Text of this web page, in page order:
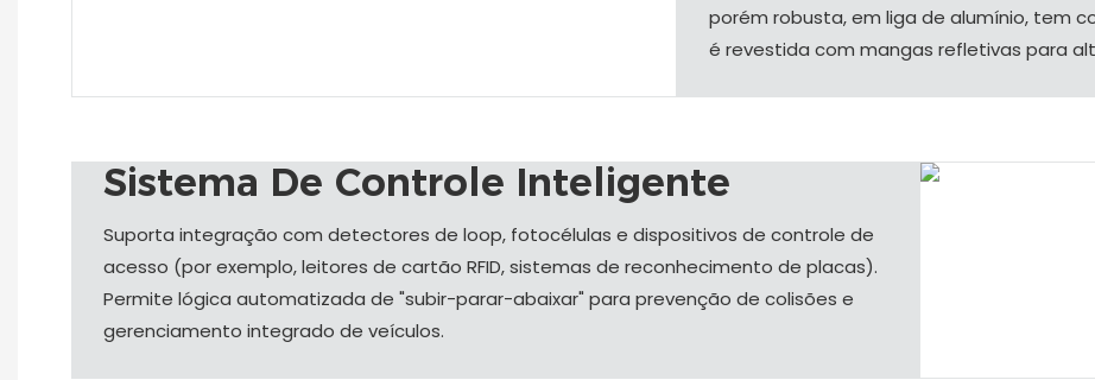
porém robusta, em liga de alumínio, tem
é revestida com mangas refletivas para
Sistema De Controle Inteligente
Suporta integração com detectores de loop, fotocélulas e dispositivos de controle de
acesso (por exemplo, leitores de cartão RFID, sistemas de reconhecimento de placas).
Permite lógica automatizada de "subir-parar-abaixar" para prevenção de colisões e
gerenciamento integrado de veículos.